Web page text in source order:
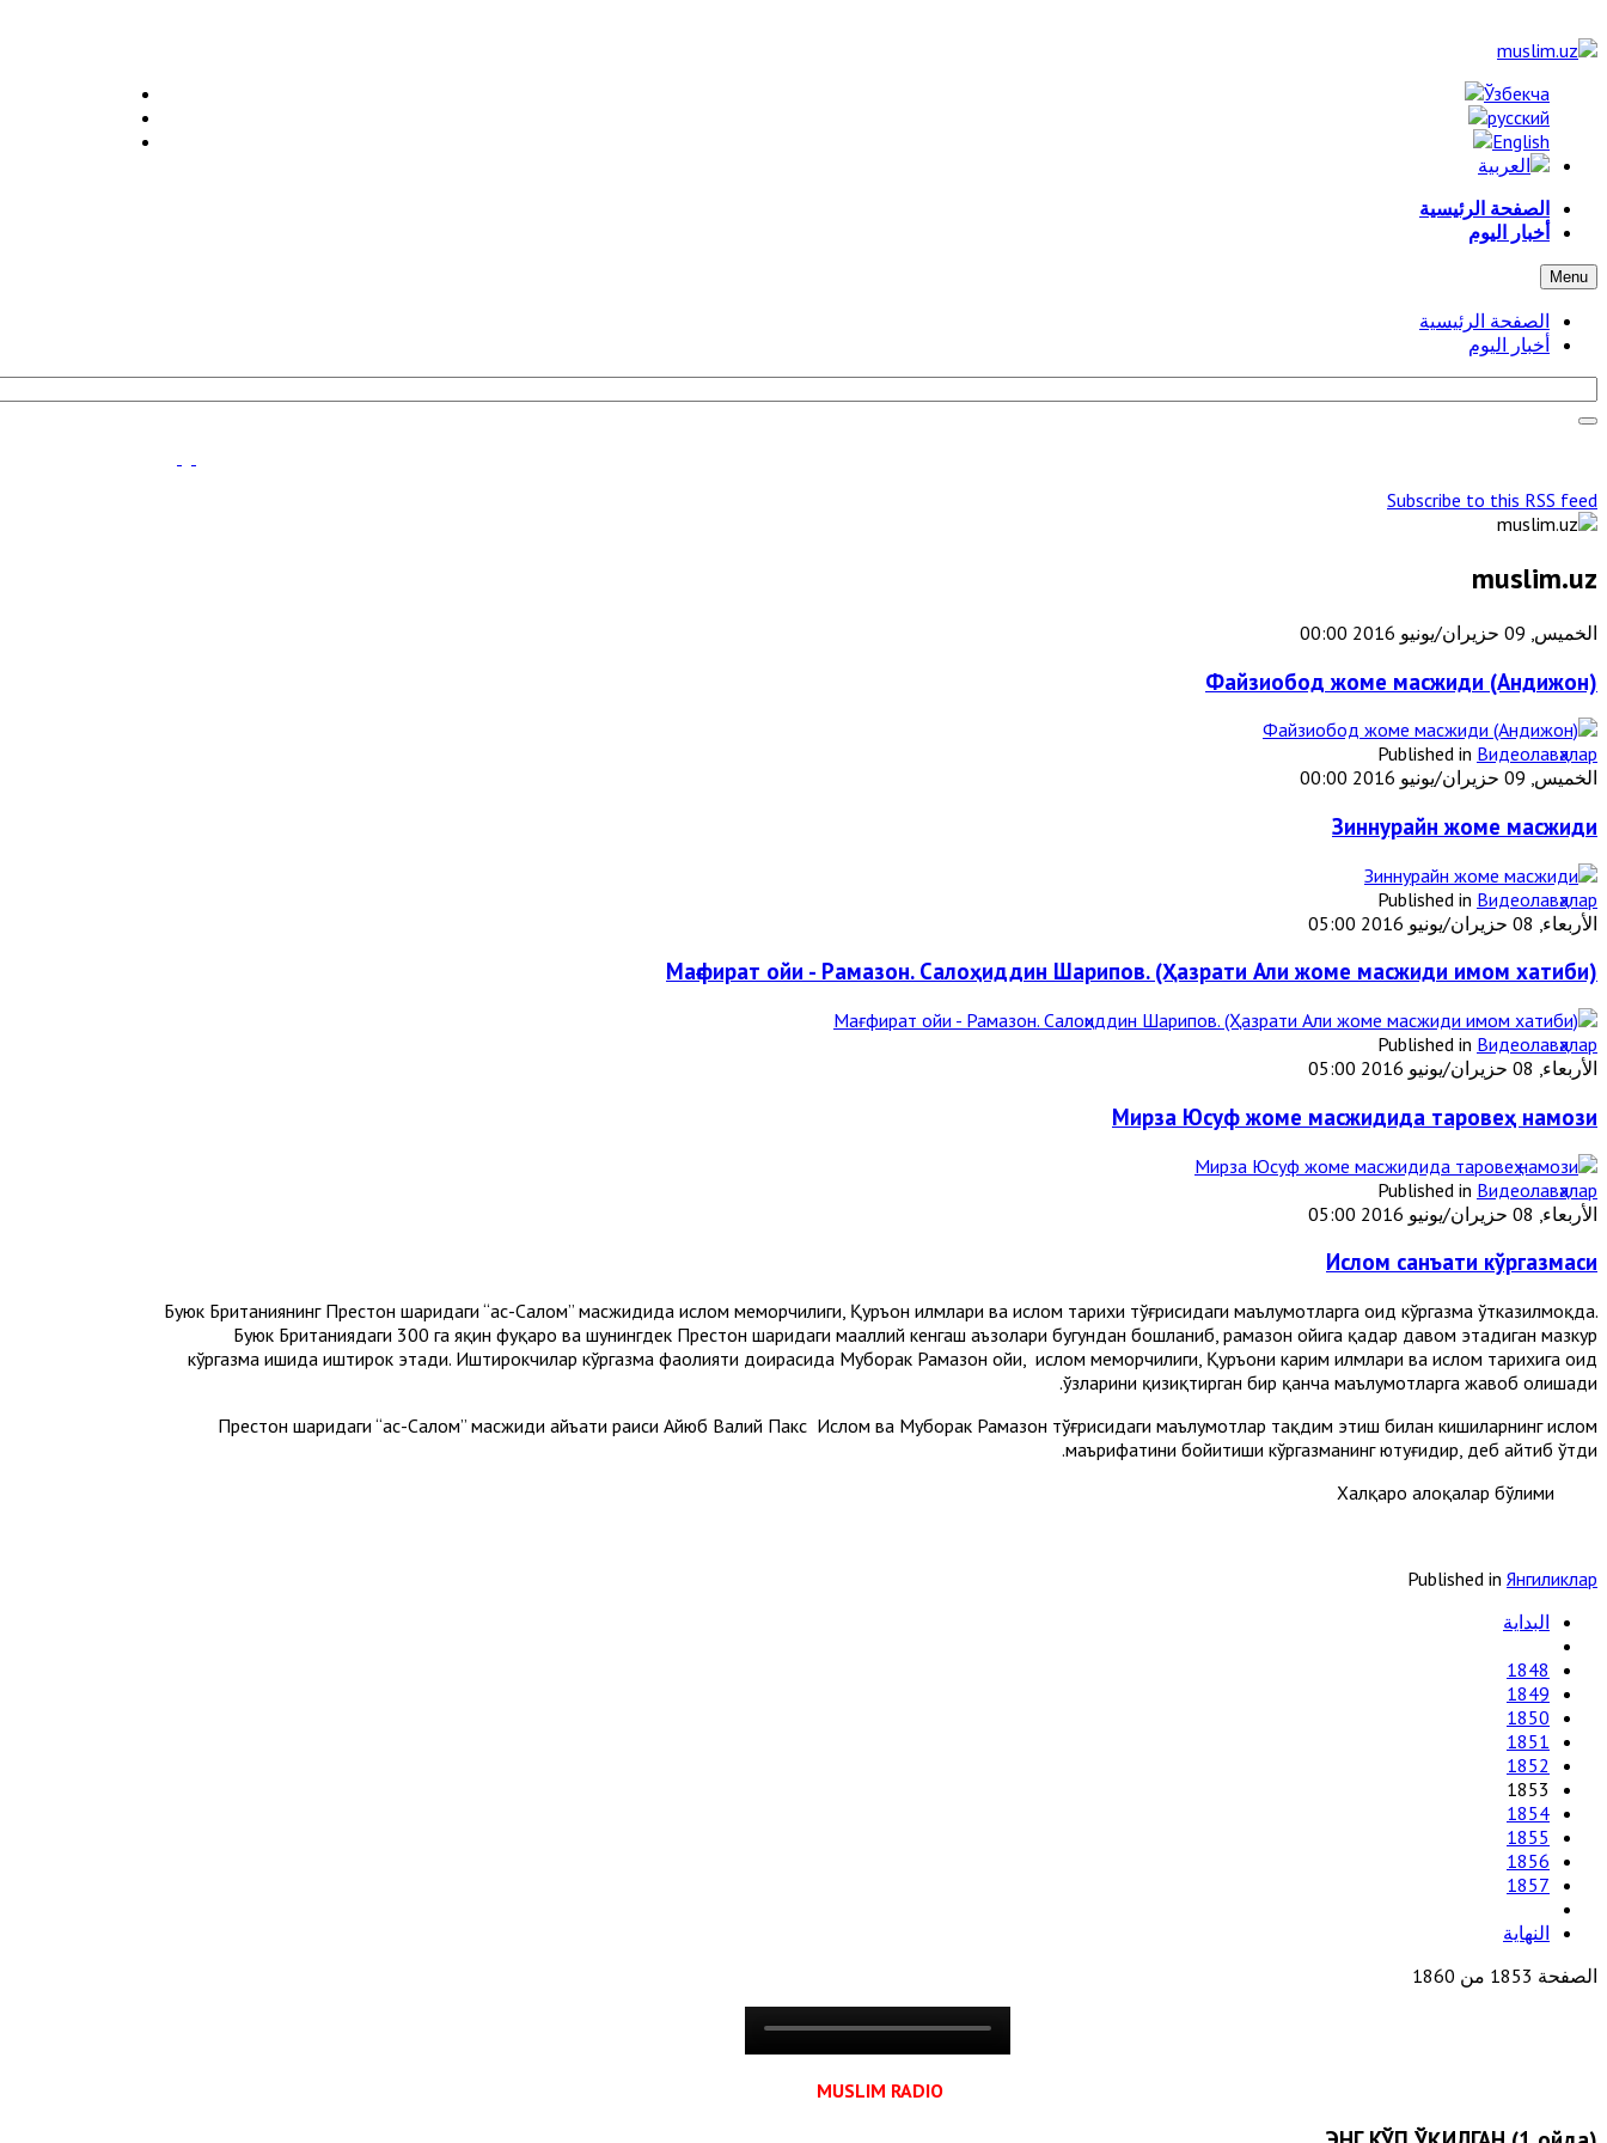
الصفحة الرئيسية
أخبار اليوم
Menu
الصفحة الرئيسية
أخبار اليوم
Subscribe to this RSS feed
muslim.uz
الخميس, 09 حزيران/يونيو 2016 00:00
Файзиобод жоме масжиди (Андижон)
Published in Видеолавҳалар
الخميس, 09 حزيران/يونيو 2016 00:00
Зиннурайн жоме масжиди
Published in Видеолавҳалар
الأربعاء, 08 حزيران/يونيو 2016 05:00
Мағфират ойи - Рамазон. Салоҳиддин Шарипов. (Ҳазрати Али жоме масжиди имом хатиби)
Published in Видеолавҳалар
الأربعاء, 08 حزيران/يونيو 2016 05:00
Мирза Юсуф жоме масжидида таровеҳ намози
Published in Видеолавҳалар
الأربعاء, 08 حزيران/يونيو 2016 05:00
Ислом санъати кўргазмаси
Буюк Британиянинг Престон шаҳридаги “ас-Салом” масжидида ислом меморчилиги, Қуръон илмлари ва ислом тарихи тўғрисидаги маълумотларга оид кўргазма ўтказилмоқда.
Буюк Британиядаги 300 га яқин фуқаро ва шунингдек Престон шаҳридаги маҳаллий кенгаш аъзолари бугундан бошланиб, рамазон ойига қадар давом этадиган мазкур
кўргазма ишида иштирок этади. Иштирокчилар кўргазма фаолияти доирасида Муборак Рамазон ойи, ислом меморчилиги, Қуръони карим илмлари ва ислом тарихига оид
ўзларини қизиқтирган бир қанча маълумотларга жавоб олишади.
Престон шаҳридаги “ас-Салом” масжиди ҳайъати раиси Айюб Валий Пакс Ислом ва Муборак Рамазон тўғрисидаги маълумотлар тақдим этиш билан кишиларнинг ислом
маърифатини бойитиши кўргазманинг ютуғидир, деб айтиб ўтди.
Published in Янгиликлар
البداية
1848
1849
1850
1851
1852
1853
1854
1855
1856
1857
النهاية
الصفحة 1853 من 1860
MUSLIM RADIO